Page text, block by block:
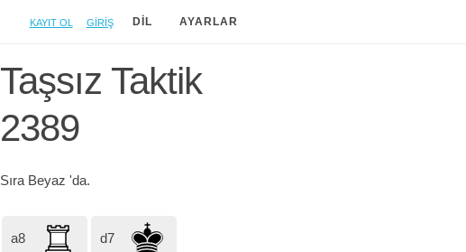
Kayıt ol Giriş DIL AYARLAR
Taşsız Taktik
2389
Sıra Beyaz 'da.
a8 d7